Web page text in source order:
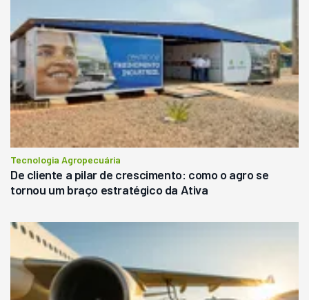
Tecnologia Agropecuária
De cliente a pilar de crescimento: como o agro se
tornou um braço estratégico da Ativa